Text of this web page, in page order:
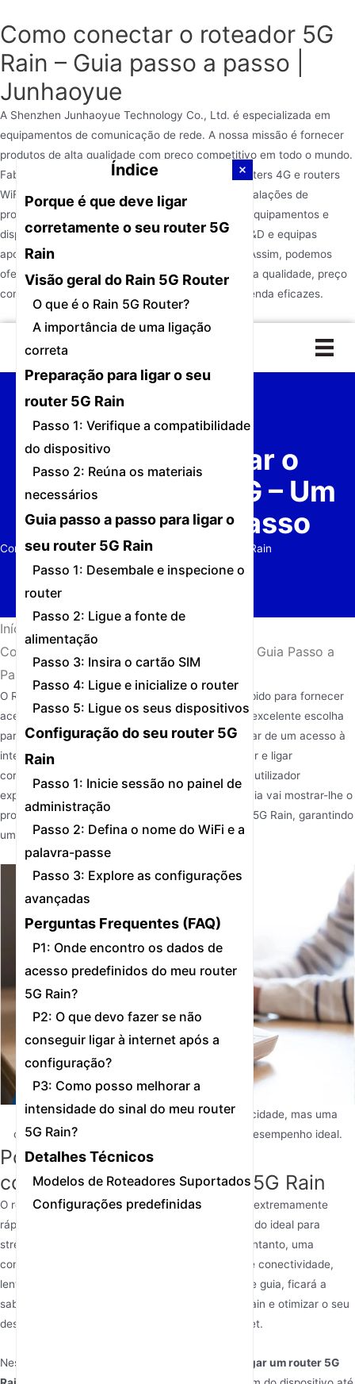
Como conectar o roteador 5G
Rain – Guia passo a passo |
Junhaoyue
A Shenzhen Junhaoyue Technology Co., Ltd. é especializada em
equipamentos de comunicação de rede. A nossa missão é fornecer
produtos de alta qualidade com preço competitivo em todo o mundo.
Fabricamos routers 5G, routers WiFi sem fios, routers 4G e routers
WiFi há mais de 10 anos. A Junhaoyue possui instalações de
produção avançadas, um conjunto completo de equipamentos e
dispositivos de teste, e uma boa capacidade de I&D e equipas
apoiadas por um sistema de gestão profissional. Assim, podemos
oferecer aos nossos clientes design exclusivo, boa qualidade, preço
competitivo, entrega atempada e serviços pós-venda eficazes.
o
Como Conectar o
Roteador Rain 5G – Um
Guia Passo a Passo
Configuração rápida e fácil para o seu router 5G Rain
Início
/
Como Conectar o Roteador Rain 5G – Um Guia Passo a
Passo
Índice
Porque é que deve ligar
corretamente o seu router 5G
Rain
Visão geral do Rain 5G Router
O que é o Rain 5G Router?
A importância de uma ligação
correta
Preparação para ligar o seu
router 5G Rain
Passo 1: Verifique a compatibilidade
do dispositivo
Passo 2: Reúna os materiais
necessários
Guia passo a passo para ligar o
seu router 5G Rain
Passo 1: Desembale e inspecione o
router
Passo 2: Ligue a fonte de
alimentação
Passo 3: Insira o cartão SIM
Passo 4: Ligue e inicialize o router
Passo 5: Ligue os seus dispositivos
Configuração do seu router 5G
Rain
Passo 1: Inicie sessão no painel de
administração
Passo 2: Defina o nome do WiFi e a
palavra-passe
Passo 3: Explore as configurações
avançadas
Perguntas Frequentes (FAQ)
P1: Onde encontro os dados de
acesso predefinidos do meu router
5G Rain?
P2: O que devo fazer se não
conseguir ligar à internet após a
configuração?
P3: Como posso melhorar a
intensidade do sinal do meu router
5G Rain?
Detalhes Técnicos
Modelos de Roteadores Suportados
Configurações predefinidas
O Rain
é um dispositivo poderoso concebido para fornecer
acesso à internet de alta velocidade, sendo uma excelente escolha
para casas e empresas. No entanto, para desfrutar de um acesso à
internet sem interrupções, é necessário configurar e ligar
corretamente o seu router 5G Rain. Quer seja um utilizador
experiente em tecnologia ou um iniciante, este guia vai mostrar-lhe o
processo passo a passo de ligação do seu router 5G Rain, garantindo
uma configuração tranquila e sem complicações.
O router 5G Rain oferece internet de alta velocidade, mas uma
configuração correta é fundamental para um desempenho ideal.
Porque é que deve ligar
corretamente o seu router 5G Rain
O router 5G Rain oferece velocidades de internet extremamente
rápidas, baixa latência e conectividade fiável, sendo ideal para
streaming, jogos e trabalho a partir de casa. No entanto, uma
configuração incorreta pode causar problemas de conectividade,
lentidão ou até danos no hardware. Ao seguir este guia, ficará a
saber como ligar corretamente o seu router 5G Rain e otimizar o seu
desempenho para a melhor experiência de internet.
Neste artigo, responderemos à pergunta:
Como ligar um router 5G